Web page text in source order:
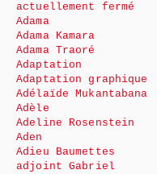
actuellement fermé
Adama
Adama Kamara
Adama Traoré
Adaptation
Adaptation graphique
Adélaïde Mukantabana
Adèle
Adeline Rosenstein
Aden
Adieu Baumettes
adjoint Gabriel